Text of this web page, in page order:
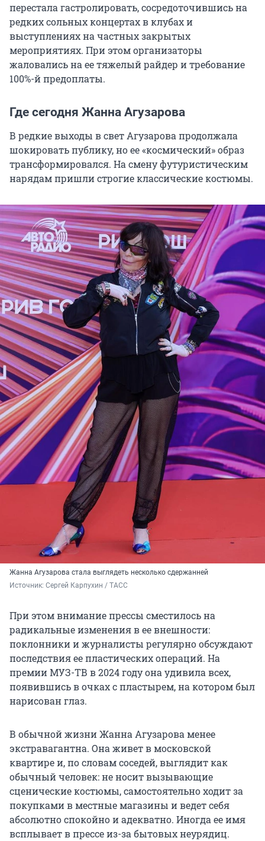
перестала гастролировать, сосредоточившись на
редких сольных концертах в клубах и
выступлениях на частных закрытых
мероприятиях. При этом организаторы
жаловались на ее тяжелый райдер и требование
100%-й предоплаты.
Где сегодня Жанна Агузарова
В редкие выходы в свет Агузарова продолжала
шокировать публику, но ее «космический» образ
трансформировался. На смену футуристическим
нарядам пришли строгие классические костюмы.
Жанна Агузарова стала выглядеть несколько сдержанней
Источник: Сергей Карпухин / ТАСС
При этом внимание прессы сместилось на
радикальные изменения в ее внешности:
поклонники и журналисты регулярно обсуждают
последствия ее пластических операций. На
премии МУЗ-ТВ в 2024 году она удивила всех,
появившись в очках с пластырем, на котором был
нарисован глаз.
В обычной жизни Жанна Агузарова менее
экстравагантна. Она живет в московской
квартире и, по словам соседей, выглядит как
обычный человек: не носит вызывающие
сценические костюмы, самостоятельно ходит за
покупками в местные магазины и ведет себя
абсолютно спокойно и адекватно. Иногда ее имя
всплывает в прессе из-за бытовых неурядиц.